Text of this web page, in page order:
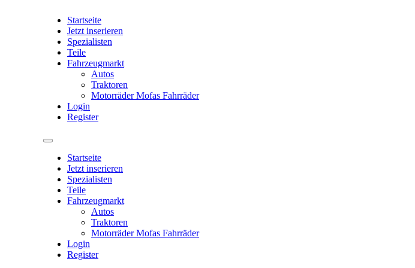
Startseite
Jetzt inserieren
Spezialisten
Teile
Fahrzeugmarkt
Autos
Traktoren
Motorräder Mofas Fahrräder
Login
Register
Startseite
Jetzt inserieren
Spezialisten
Teile
Fahrzeugmarkt
Autos
Traktoren
Motorräder Mofas Fahrräder
Login
Register